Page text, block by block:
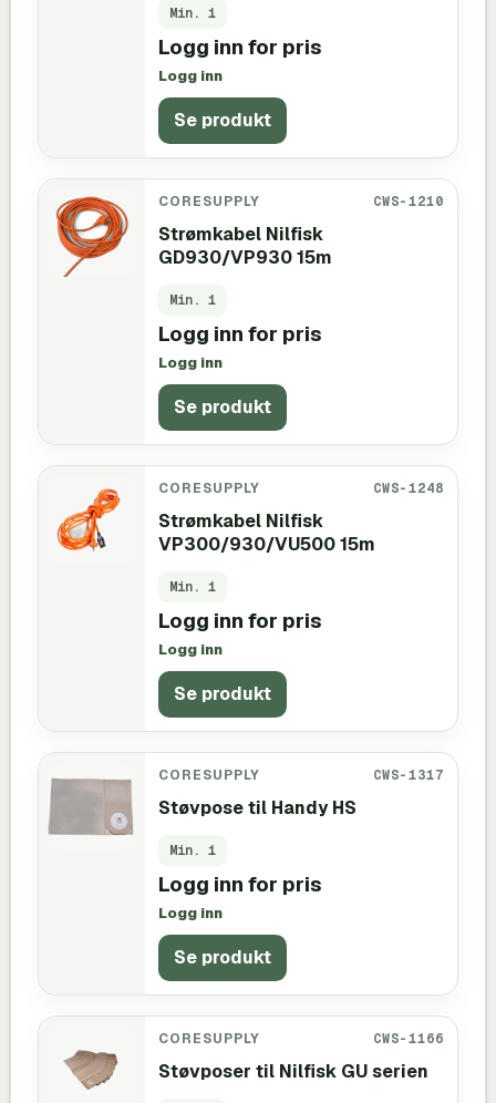
Min. 1
Logg inn for pris
Logg inn
Se produkt
CORESUPPLY CWS-1210
Strømkabel Nilfisk
GD930/VP930 15m
Min. 1
Logg inn for pris
Logg inn
Se produkt
CORESUPPLY CWS-1248
Strømkabel Nilfisk
VP300/930/VU500 15m
Min. 1
Logg inn for pris
Logg inn
Se produkt
CORESUPPLY CWS-1317
Støvpose til Handy HS
Min. 1
Logg inn for pris
Logg inn
Se produkt
CORESUPPLY CWS-1166
Støvposer til Nilfisk GU serien